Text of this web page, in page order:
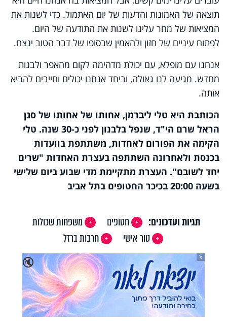
תוצאה של האמונות והדעות של יום האתמול. כדי לשנות את
המציאות של מחר עלינו לשנות את התודעה של היום.
לפתוח עיניים של חזון ולהאמין שבסופו של דבר הטוב ינצח.
אנחנו עם מופלא, עם יכולת מדהימה לקום מהאפר ולבנות
מחדש. מגיעה לנו גאולה, וביחד אנחנו יכולים וחייבים להביא
אותה.
הכותבת היא טלי ליברמן, אחותו של אחותו של סגן
הראל שרם הי"ד, שנפל בלבנון לפני כ-30 שנה. טלי
הקימה את הפורום לאחדות, משתתפת בוועדות
בכנסת ולאחרונה השתתפה בעצרת האחדות "שרים
יחד לשובם". העצרת מתקיימת מדי שבוע ביום שלישי
בשעה 20:00 בכיכר החטופים בתל אביב
תגיות ועדכונים: חטופים
משפחות שכולות
טור אישי
חרבות ברזל
🔇
X